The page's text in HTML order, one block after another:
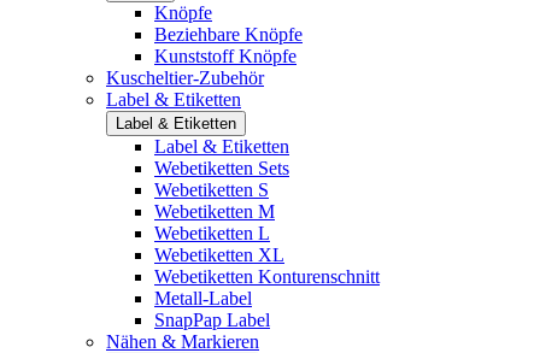
Knöpfe
Beziehbare Knöpfe
Kunststoff Knöpfe
Kuscheltier-Zubehör
Label & Etiketten
Label & Etiketten
Label & Etiketten
Webetiketten Sets
Webetiketten S
Webetiketten M
Webetiketten L
Webetiketten XL
Webetiketten Konturenschnitt
Metall-Label
SnapPap Label
Nähen & Markieren